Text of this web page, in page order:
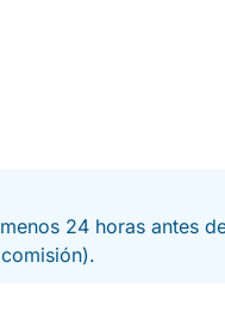
cada momento. El barco
bien mantenido y
necesario para asegurar
24 horas antes